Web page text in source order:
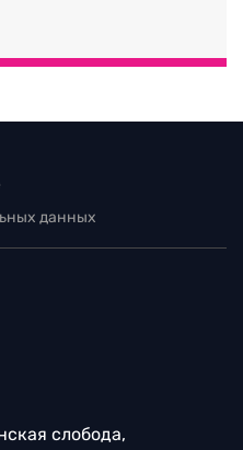
данных
слобода,